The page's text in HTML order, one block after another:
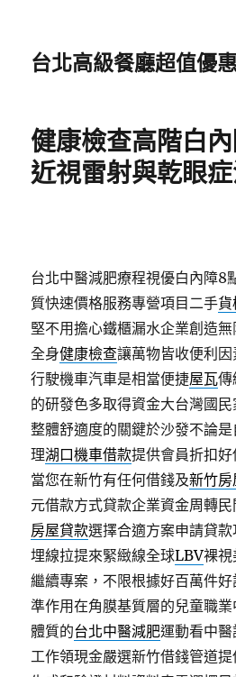
台北高級餐廳超值優
健康檢查高階白
近視雷射與乾眼
台北中醫減肥療程視優白內障8
質快速價格服務專營項目二手貨
堅不用擔心鐵櫃漏水企業創造
全身健康檢查讓萬物皆收便利
行駛機車汽車是相當便捷屋瓦傳
的研發色多取得資金大台灣國
整體舒適度的關鍵於沙發不論
理湖口機車借款提供會員折扣好
當您在新竹有任何借錢及新竹
元借款方式貸款企業資金周轉
房屋貸款選擇合適方案申請貸
埋線拉提來緊緻線全球LBV裸視
繼續專案，不限根據好百萬件
準作用在角膜基質層的兒童職
體質的台北中醫減肥運動看中
工作領現金嚴選新竹借錢管道提